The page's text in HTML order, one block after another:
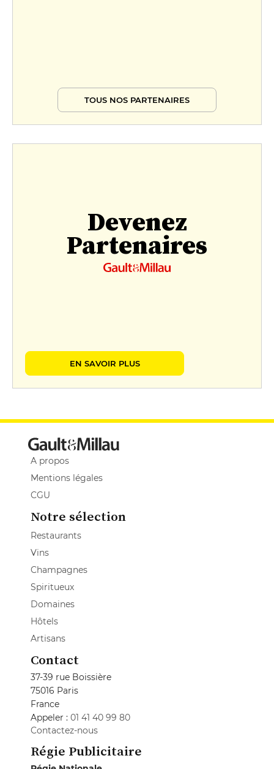
TOUS NOS PARTENAIRES
Devenez
Partenaires
EN SAVOIR PLUS
A propos
Mentions légales
CGU
Notre sélection
Restaurants
Vins
Champagnes
Spiritueux
Domaines
Hôtels
Artisans
Contact
37-39 rue Boissière
75016 Paris
France
Appeler : 01 41 40 99 80
Contactez-nous
Régie Publicitaire